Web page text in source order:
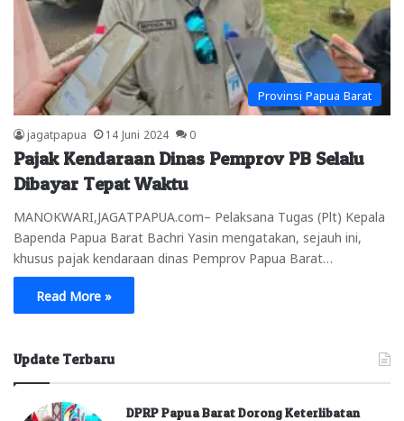
Provinsi Papua Barat
jagatpapua 14 Juni 2024 0
Pajak Kendaraan Dinas Pemprov PB Selalu
Dibayar Tepat Waktu
MANOKWARI,JAGATPAPUA.com– Pelaksana Tugas (Plt) Kepala
Bapenda Papua Barat Bachri Yasin mengatakan, sejauh ini,
khusus pajak kendaraan dinas Pemprov Papua Barat…
Read More »
Update Terbaru
DPRP Papua Barat Dorong Keterlibatan